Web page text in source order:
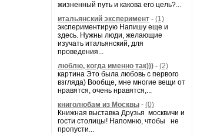
жизненный путь и какова его цель?...
итальянский эксперимент - (1)
экспериментирую Напишу еще и
здесь. Нужны люди, желающие
изучать итальянский, для
проведения...
люблю, когда именно так))) - (2)
картина Это была любовь с первого
взгляда) Вообще, мне многие вещи от
нравятся, очень нравятся,...
книголюбам из Москвы - (0)
Книжная выставка Друзья москвичи и
гости столицы! Напомню, чтобы не
пропусти...